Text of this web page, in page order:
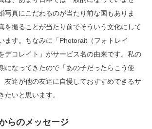
写真にこだわるのが当たり前な国もありま
を撮ることが当たり前でそういう文化にして
ます。ちなみに「Photorait（フォトレイ
デコレイト」がサービス名の由来です。私の
になってきたので「あの子だったらこう使
友達が他の友達に自慢しておすすめできるサ
たいと思います。
らのメッセージ